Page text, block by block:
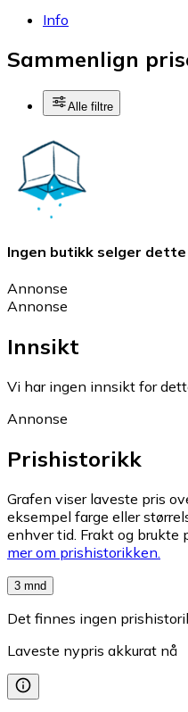
Info
Sammenlign
Alle filtre
Ingen butikk selger
Annonse
Annonse
Innsikt
Vi har ingen innsikt for
Annonse
Prishistorikk
Grafen viser laveste pris
eksempel farge eller
enhver tid. Frakt og brukte
mer om prishistorikken.
3 mnd
Det finnes ingen
Laveste nypris akkurat nå